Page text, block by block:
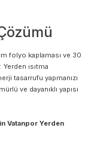
folyo kaplaması ve 30
ısıtma
tasarrufu yapmanızı
ve dayanıklı yapısı
Vatanpor Yerden